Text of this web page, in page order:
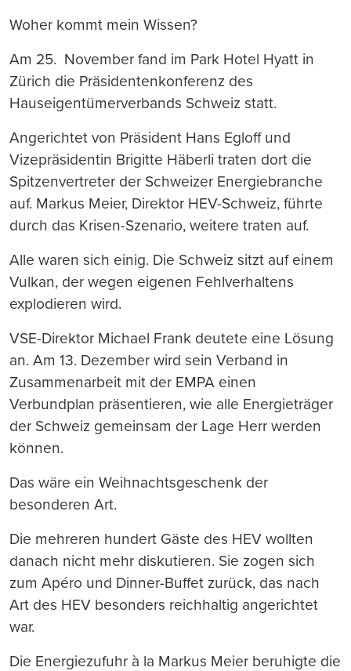
Woher kommt mein Wissen?
Am 25. November fand im Park Hotel Hyatt in
Zürich die Präsidentenkonferenz des
Hauseigentümerverbands Schweiz statt.
Angerichtet von Präsident Hans Egloff und
Vizepräsidentin Brigitte Häberli traten dort die
Spitzenvertreter der Schweizer Energiebranche
auf. Markus Meier, Direktor HEV-Schweiz, führte
durch das Krisen-Szenario, weitere traten auf.
Alle waren sich einig. Die Schweiz sitzt auf einem
Vulkan, der wegen eigenen Fehlverhaltens
explodieren wird.
VSE-Direktor Michael Frank deutete eine Lösung
an. Am 13. Dezember wird sein Verband in
Zusammenarbeit mit der EMPA einen
Verbundplan präsentieren, wie alle Energieträger
der Schweiz gemeinsam der Lage Herr werden
können.
Das wäre ein Weihnachtsgeschenk der
besonderen Art.
Die mehreren hundert Gäste des HEV wollten
danach nicht mehr diskutieren. Sie zogen sich
zum Apéro und Dinner-Buffet zurück, das nach
Art des HEV besonders reichhaltig angerichtet
war.
Die Energiezufuhr à la Markus Meier beruhigte die